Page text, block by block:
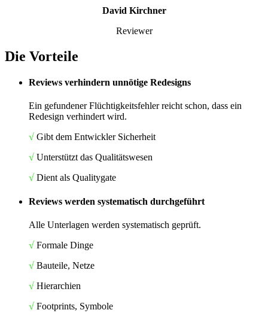
David Kirchner
Reviewer
Die Vorteile
Reviews verhindern unnötige Redesigns
Ein gefundener Flüchtigkeitsfehler reicht schon, dass ein
Redesign verhindert wird.
√ Gibt dem Entwickler Sicherheit
√ Unterstützt das Qualitätswesen
√ Dient als Qualitygate
Reviews werden systematisch durchgeführt
Alle Unterlagen werden systematisch geprüft.
√ Formale Dinge
√ Bauteile, Netze
√ Hierarchien
√ Footprints, Symbole